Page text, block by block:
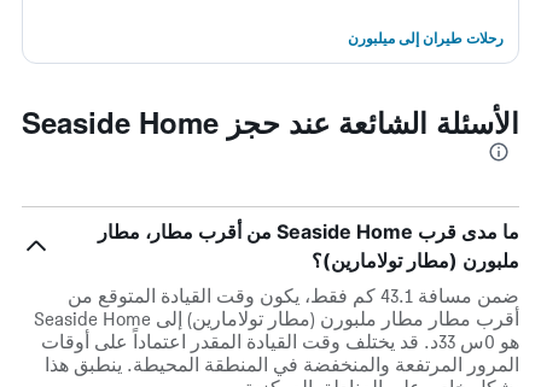
رحلات طيران إلى ميلبورن
الأسئلة الشائعة عند حجز Seaside Home
ما مدى قرب Seaside Home من أقرب مطار، مطار
ملبورن (مطار تولامارين)؟
ضمن مسافة 43.1 كم فقط، يكون وقت القيادة المتوقع من
أقرب مطار مطار ملبورن (مطار تولامارين) إلى Seaside Home
هو 0س 33د. قد يختلف وقت القيادة المقدر اعتماداً على أوقات
المرور المرتفعة والمنخفضة في المنطقة المحيطة. ينطبق هذا